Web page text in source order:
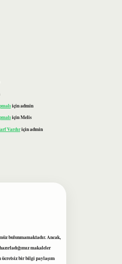
içinadmin
içinMelis
Vardıriçinadmin
bulunmamaktadır. Ancak,
makaleler
ücretsiz bir bilgi paylaşım